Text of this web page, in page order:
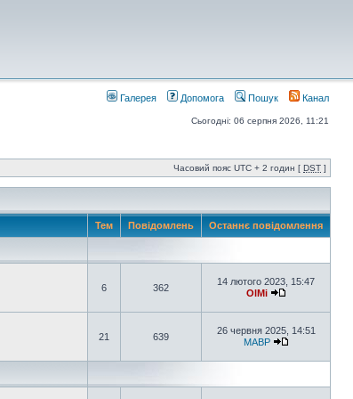
Галерея Допомога Пошук Канал
Сьогодні: 06 серпня 2026, 11:21
Часовий пояс UTC + 2 годин [ DST ]
Тем Повідомлень Останнє повідомлення
6 362
14 лютого 2023, 15:47
OlMi
21 639
26 червня 2025, 14:51
MABP